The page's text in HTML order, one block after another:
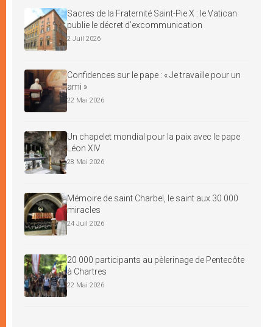
Sacres de la Fraternité Saint-Pie X : le Vatican
publie le décret d’excommunication
2 Juil 2026
Confidences sur le pape : « Je travaille pour un
ami »
22 Mai 2026
Un chapelet mondial pour la paix avec le pape
Léon XIV
28 Mai 2026
Mémoire de saint Charbel, le saint aux 30 000
miracles
24 Juil 2026
20 000 participants au pèlerinage de Pentecôte
à Chartres
22 Mai 2026